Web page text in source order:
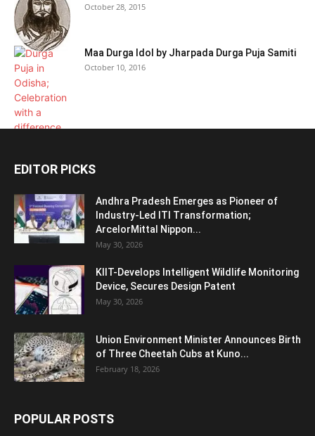
October 28, 2015
Maa Durga Idol by Jharpada Durga Puja Samiti
October 10, 2016
EDITOR PICKS
Andhra Pradesh Emerges as Pioneer of
Industry-Led ITI Transformation;
ArcelorMittal Nippon...
May 30, 2026
KIIT-Develops Intelligent Wildlife Monitoring
Device, Secures Design Patent
May 30, 2026
Union Environment Minister Announces Birth
of Three Cheetah Cubs at Kuno...
February 18, 2026
POPULAR POSTS